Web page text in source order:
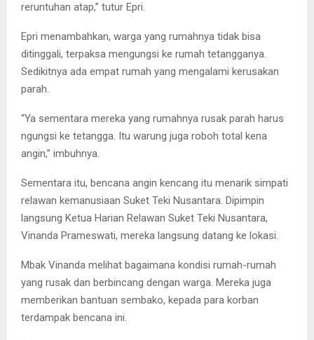
reruntuhan atap,” tutur Epri.
Epri menambahkan, warga yang rumahnya tidak bisa
ditinggali, terpaksa mengungsi ke rumah tetangganya.
Sedikitnya ada empat rumah yang mengalami kerusakan
parah.
“Ya sementara mereka yang rumahnya rusak parah harus
ngungsi ke tetangga. Itu warung juga roboh total kena
angin,” imbuhnya.
Sementara itu, bencana angin kencang itu menarik simpati
relawan kemanusiaan Suket Teki Nusantara. Dipimpin
langsung Ketua Harian Relawan Suket Teki Nusantara,
Vinanda Prameswati, mereka langsung datang ke lokasi.
Mbak Vinanda melihat bagaimana kondisi rumah-rumah
yang rusak dan berbincang dengan warga. Mereka juga
memberikan bantuan sembako, kepada para korban
terdampak bencana ini.